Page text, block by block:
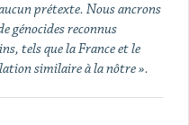
prétexte. Nous ancrons
génocides reconnus
tels que la France et le
similaire à la nôtre ».